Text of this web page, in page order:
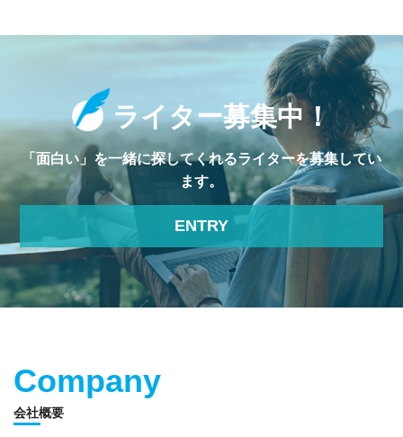
ライター募集中！
「面白い」を一緒に探してくれるライターを募集してい
ます。
ENTRY
Company
会社概要